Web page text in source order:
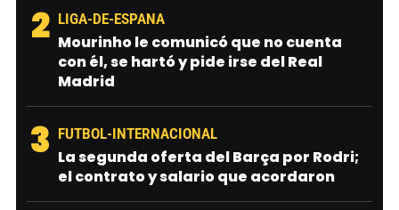
2 LIGA-DE-ESPANA
Mourinho le comunicó que no cuenta
con él, se hartó y pide irse del Real
Madrid
3 FUTBOL-INTERNACIONAL
La segunda oferta del Barça por Rodri;
el contrato y salario que acordaron